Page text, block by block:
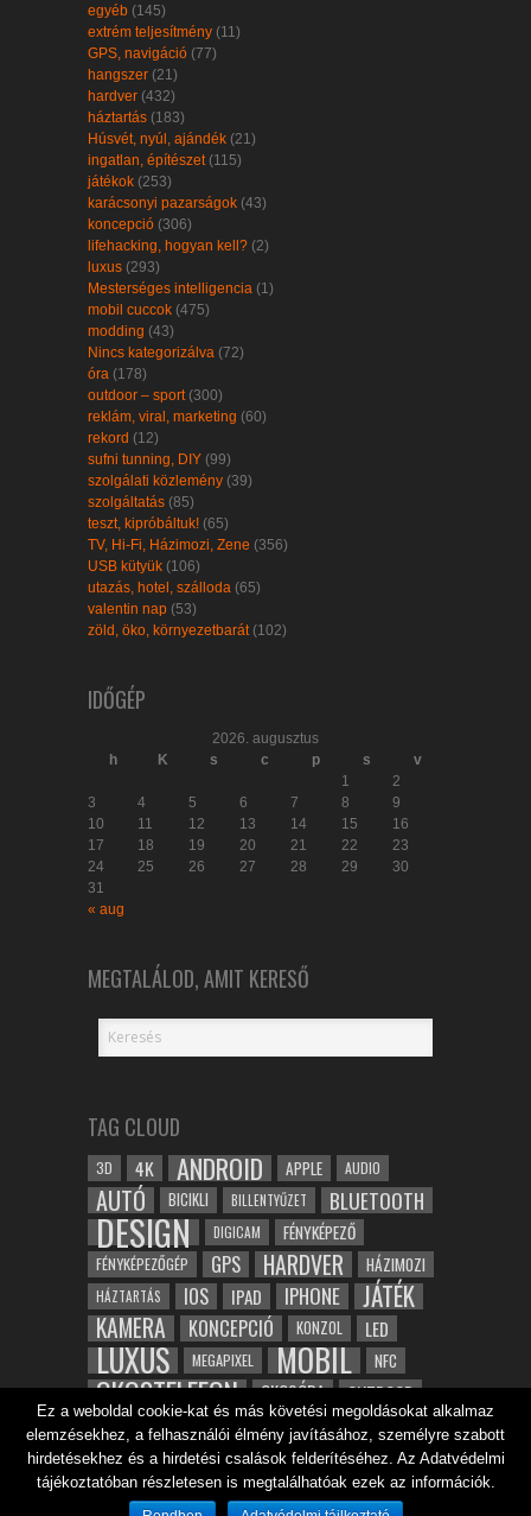
egyéb (145)
extrém teljesítmény (11)
GPS, navigáció (77)
hangszer (21)
hardver (432)
háztartás (183)
Húsvét, nyúl, ajándék (21)
ingatlan, építészet (115)
játékok (253)
karácsonyi pazarságok (43)
koncepció (306)
lifehacking, hogyan kell? (2)
luxus (293)
Mesterséges intelligencia (1)
mobil cuccok (475)
modding (43)
Nincs kategorizálva (72)
óra (178)
outdoor – sport (300)
reklám, viral, marketing (60)
rekord (12)
sufni tunning, DIY (99)
szolgálati közlemény (39)
szolgáltatás (85)
teszt, kipróbáltuk! (65)
TV, Hi-Fi, Házimozi, Zene (356)
USB kütyük (106)
utazás, hotel, szálloda (65)
valentin nap (53)
zöld, öko, környezetbarát (102)
IDŐGÉP
2026. augusztus
h
K s c p s
v
1
2
3
4 5 6 7 8
9
10
11 12 13 14 15
16
17
18 19 20 21 22
23
24
25 26 27 28 29
30
31
« aug
MEGTALÁLOD, AMIT KERESŐ
TAG CLOUD
3D 4K ANDROID APPLE AUDIO
AUTÓ BICIKLI BILLENTYŰZET BLUETOOTH
DESIGN DIGICAM FÉNYKÉPEZŐ
FÉNYKÉPEZŐGÉP GPS HARDVER HÁZIMOZI
HÁZTARTÁS IOS IPAD IPHONE JÁTÉK
KAMERA KONCEPCIÓ KONZOL LED
LUXUS MEGAPIXEL MOBIL NFC
OKOSTELEFON OKOSÓRA OUTDOOR
ROBOT SAMSUNG SPORT TABLET
TESZT VIDEÓ VÍZÁLLÓ WIFI ZENE ZÖLD
ÉPÍTÉSZET ÉRINTŐKÉPERNYŐ ÓRA
Ez a weboldal cookie-kat és más követési megoldásokat alkalmaz
elemzésekhez, a felhasználói élmény javításához, személyre szabott
hirdetésekhez és a hirdetési csalások felderítéséhez. Az Adatvédelmi
tájékoztatóban részletesen is megtalálhatóak ezek az információk.